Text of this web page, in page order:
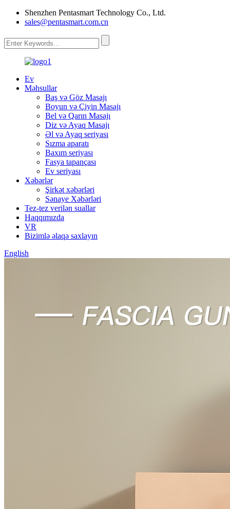
Shenzhen Pentasmart Technology Co., Ltd.
sales@pentasmart.com.cn
Ev
Məhsullar
Baş və Göz Masajı
Boyun və Çiyin Masajı
Bel və Qarın Masajı
Diz və Ayaq Masajı
Əl və Ayaq seriyası
Sızma aparatı
Baxım seriyası
Fasya tapançası
Ev seriyası
Xəbərlər
Şirkət xəbərləri
Sənaye Xəbərləri
Tez-tez verilən suallar
Haqqımızda
VR
Bizimlə əlaqə saxlayın
English